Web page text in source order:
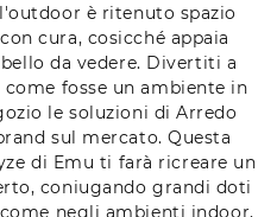
è ritenuto spazio
cura, cosicché appaia
da vedere. Divertiti a
fosse un ambiente in
le soluzioni di Arredo
sul mercato. Questa
di Emu ti farà ricreare un
coniugando grandi doti
negli ambienti indoor,